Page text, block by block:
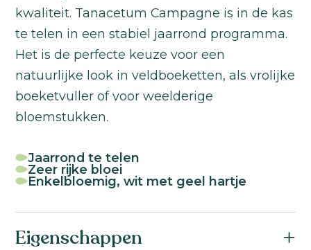
kwaliteit. Tanacetum Campagne is in de kas
te telen in een stabiel jaarrond programma.
Het is de perfecte keuze voor een
natuurlijke look in veldboeketten, als vrolijke
boeketvuller of voor weelderige
bloemstukken.
Jaarrond te telen
Zeer rijke bloei
Enkelbloemig, wit met geel hartje
Eigenschappen